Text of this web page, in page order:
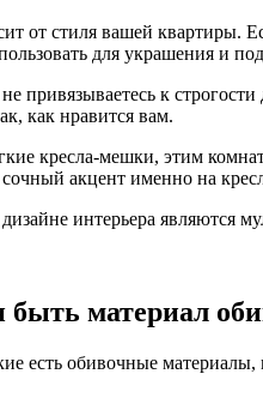
от стиля вашей квартиры.
для украшения и
привязываетесь к
как нравится вам.
кресла-мешки, этим
акцент именно на
интерьера являются
материал
есть обивочные